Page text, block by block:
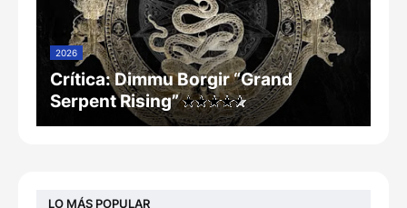
2026
Crítica: Dimmu Borgir “Grand
Serpent Rising”
LO MÁS POPULAR